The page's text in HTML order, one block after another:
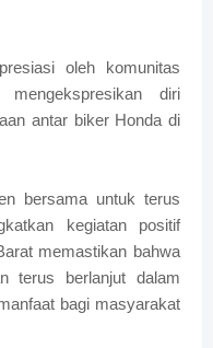
oleh komunitas
diri
antar biker Honda di
bersama untuk terus
kegiatan positif
memastikan bahwa
terus berlanjut dalam
bagi masyarakat